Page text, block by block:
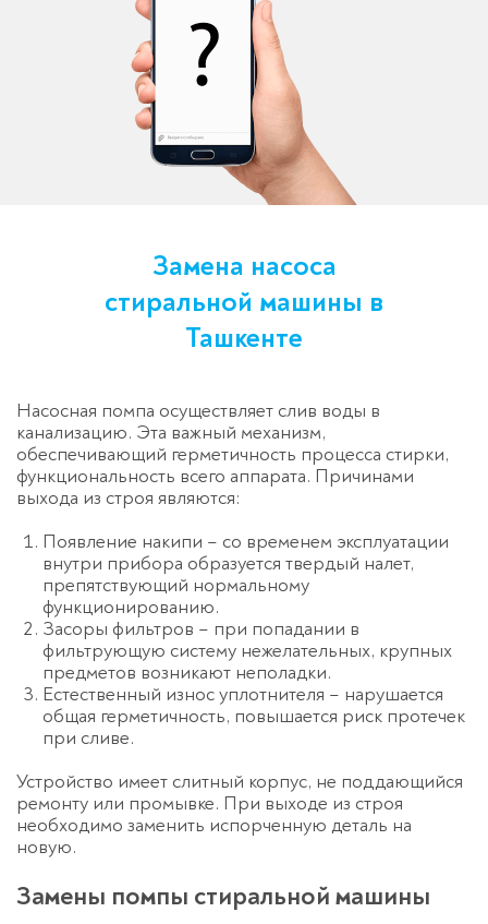
Замена насоса
стиральной машины в
Ташкенте
Насосная помпа осуществляет слив воды в
канализацию. Эта важный механизм,
обеспечивающий герметичность процесса стирки,
функциональность всего аппарата. Причинами
выхода из строя являются:
Появление накипи – со временем эксплуатации
внутри прибора образуется твердый налет,
препятствующий нормальному
функционированию.
Засоры фильтров – при попадании в
фильтрующую систему нежелательных, крупных
предметов возникают неполадки.
Естественный износ уплотнителя – нарушается
общая герметичность, повышается риск протечек
при сливе.
Устройство имеет слитный корпус, не поддающийся
ремонту или промывке. При выходе из строя
необходимо заменить испорченную деталь на
новую.
Замены помпы стиральной машины